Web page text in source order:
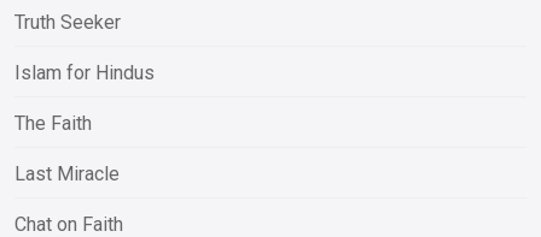
Truth Seeker
Islam for Hindus
The Faith
Last Miracle
Chat on Faith